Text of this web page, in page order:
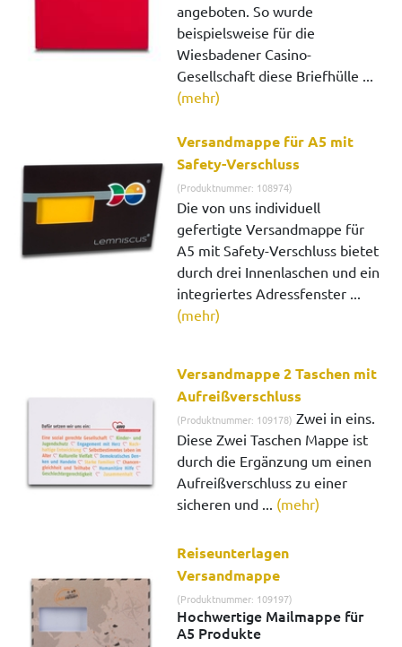
angeboten. So wurde
beispielsweise für die
Wiesbadener Casino-
Gesellschaft diese Briefhülle ...
(mehr)
Versandmappe für A5 mit
Safety-Verschluss
(Produktnummer: 108974)
Die von uns individuell
gefertigte Versandmappe für
A5 mit Safety-Verschluss bietet
durch drei Innenlaschen und ein
integriertes Adressfenster ...
(mehr)
Versandmappe 2 Taschen mit
Aufreißverschluss
(Produktnummer: 109178) Zwei in eins.
Diese Zwei Taschen Mappe ist
durch die Ergänzung um einen
Aufreißverschluss zu einer
sicheren und ... (mehr)
Reiseunterlagen
Versandmappe
(Produktnummer: 109197)
Hochwertige Mailmappe für
A5 Produkte